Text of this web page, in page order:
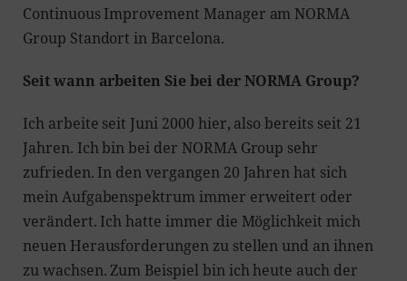
Continuous Improvement Manager am NORMA
Group Standort in Barcelona.
Seit wann arbeiten Sie bei der NORMA Group?
Ich arbeite seit Juni 2000 hier, also bereits seit 21
Jahren. Ich bin bei der NORMA Group sehr
zufrieden. In den vergangen 20 Jahren hat sich
mein Aufgabenspektrum immer erweitert oder
verändert. Ich hatte immer die Möglichkeit mich
neuen Herausforderungen zu stellen und an ihnen
zu wachsen. Zum Beispiel bin ich heute auch der